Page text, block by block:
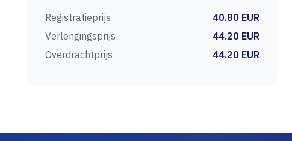
Registratieprijs
40.80 EUR
Verlengingsprijs
44.20 EUR
Overdrachtprijs
44.20 EUR